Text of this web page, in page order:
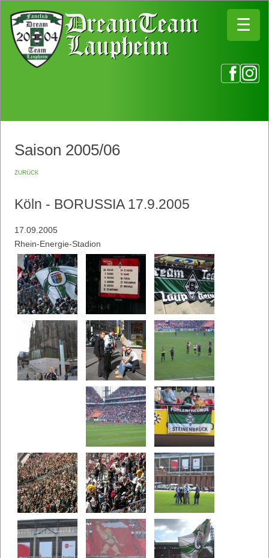
☰
☰
Saison 2005/06
zurück
Köln - BORUSSIA 17.9.2005
17.09.2005
Rhein-Energie-Stadion